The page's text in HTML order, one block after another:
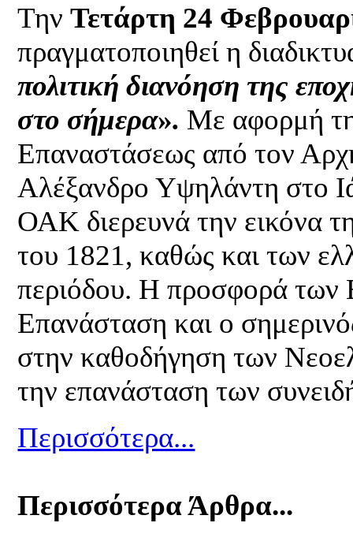
ΤηνΤετάρτη 24
πραγματοποιηθεί η
πολιτική διανόηση της
στο σήμερα». Με αφορμή
Επαναστάσεως από τον
Αλέξανδρο Υψηλάντη στο
ΟΑΚ διερευνά την εικόνα
του 1821, καθώς και των
περιόδου. Η προσφορά των
Επανάσταση και ο
στην καθοδήγηση των
την επανάσταση των
Περισσότερα...
Περισσότερα Άρθρα...